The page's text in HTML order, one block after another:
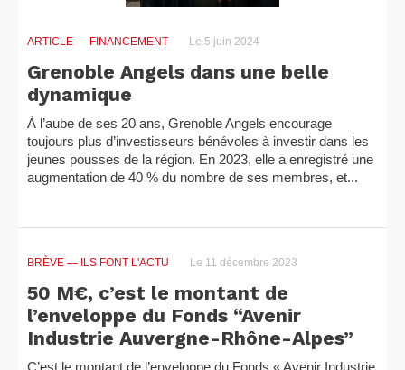
ARTICLE — FINANCEMENT Le 5 juin 2024
Grenoble Angels dans une belle
dynamique
À l’aube de ses 20 ans, Grenoble Angels encourage
toujours plus d’investisseurs bénévoles à investir dans les
jeunes pousses de la région. En 2023, elle a enregistré une
augmentation de 40 % du nombre de ses membres, et...
BRÈVE — ILS FONT L'ACTU Le 11 décembre 2023
50 M€, c’est le montant de
l’enveloppe du Fonds “Avenir
Industrie Auvergne-Rhône-Alpes”
C’est le montant de l’enveloppe du Fonds « Avenir Industrie